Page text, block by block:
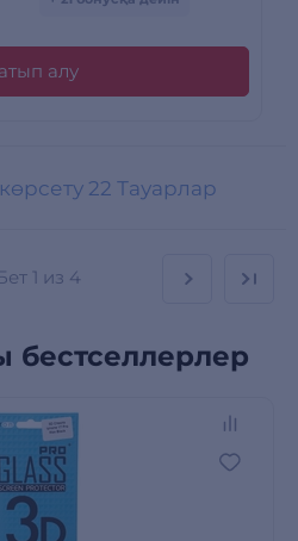
алу
22 Тауарлар
1 из 4
бестселлерлер